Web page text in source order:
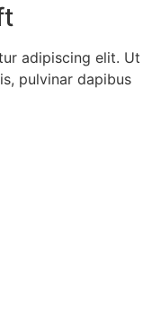
adipiscing elit. Ut
pulvinar dapibus